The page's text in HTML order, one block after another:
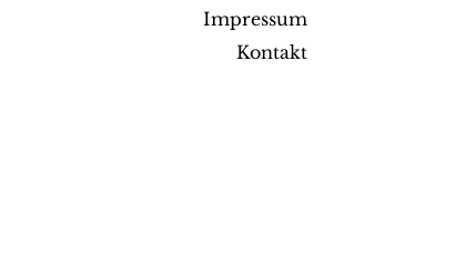
Impressum
Kontakt